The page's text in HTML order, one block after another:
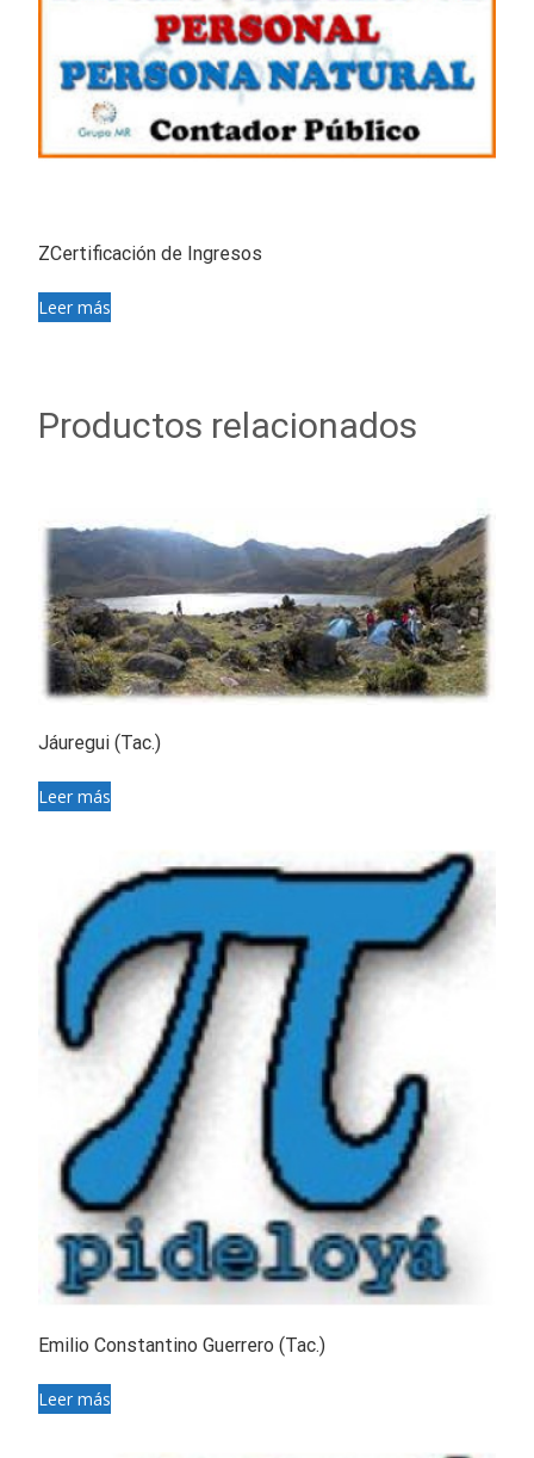
ZCertificación de Ingresos
Leer más
Productos relacionados
Jáuregui (Tac.)
Leer más
Emilio Constantino Guerrero (Tac.)
Leer más